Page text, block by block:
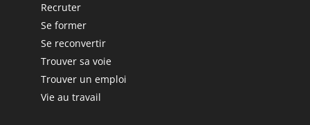
Recruter
Se former
Se reconvertir
Trouver sa voie
Trouver un emploi
Vie au travail